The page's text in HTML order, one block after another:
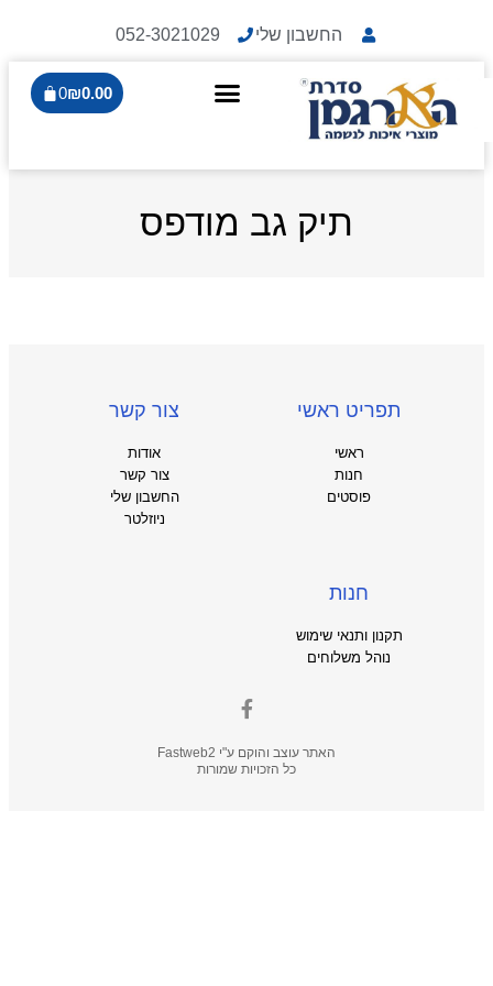
החשבון שלי 052-3021029
₪0.00
0
תיק גב מודפס
תפריט ראשי
ראשי
חנות
פוסטים
צור קשר
אודות
צור קשר
החשבון שלי
ניוזלטר
חנות
תקנון ותנאי שימוש
נוהל משלוחים
האתר עוצב והוקם ע"י Fastweb2
כל הזכויות שמורות